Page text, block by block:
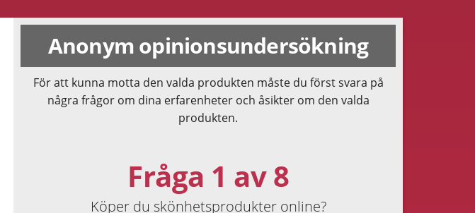
Anonym opinionsundersökning
För att kunna motta den valda produkten måste du först svara på
några frågor om dina erfarenheter och åsikter om den valda
produkten.
Fråga 1 av 8
Köper du skönhetsprodukter online?